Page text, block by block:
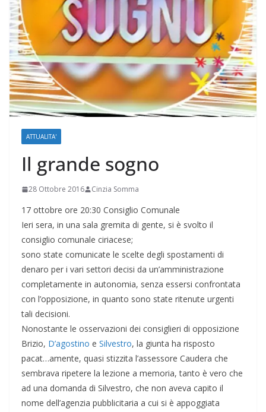
ATTUALITA'
Il grande sogno
28 Ottobre 2016 Cinzia Somma
17 ottobre ore 20:30 Consiglio Comunale
Ieri sera, in una sala gremita di gente, si è svolto il
consiglio comunale ciriacese;
sono state comunicate le scelte degli spostamenti di
denaro per i vari settori decisi da un’amministrazione
completamente in autonomia, senza essersi confrontata
con l’opposizione, in quanto sono state ritenute urgenti
tali decisioni.
Nonostante le osservazioni dei consiglieri di opposizione
Brizio, D’agostino e Silvestro, la giunta ha risposto
pacat…amente, quasi stizzita l’assessore Caudera che
sembrava ripetere la lezione a memoria, tanto è vero che
ad una domanda di Silvestro, che non aveva capito il
nome dell’agenzia pubblicitaria a cui si è appoggiata